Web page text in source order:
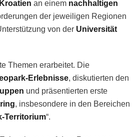
an einem nachhaltigen
der jeweiligen Regionen
von der Universität
Themen erarbeitet. Die
Erlebnisse, diskutierten den
und präsentierten erste
, insbesondere in den Bereichen
Territorium“.